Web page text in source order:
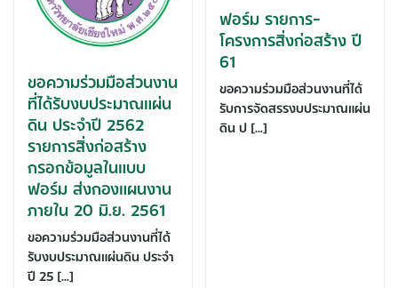
ขอความร่วมมือส่วนงาน
ที่ได้รับงบประมาณแผ่น
ดิน ประจำปี 2562
รายการสิ่งก่อสร้าง
กรอกข้อมูลในแบบ
ฟอร์ม ส่งกองแผนงาน
ภายใน 20 มิ.ย. 2561
ขอความร่วมมือส่วนงานที่ได้
รับงบประมาณแผ่นดิน ประจำ
ปี 25 […]
ฟอร์ม รายการ-
โครงการสิ่งก่อสร้าง ปี
61
ขอความร่วมมือส่วนงานที่ได้
รับการจัดสรรงบประมาณแผ่น
ดิน ป […]